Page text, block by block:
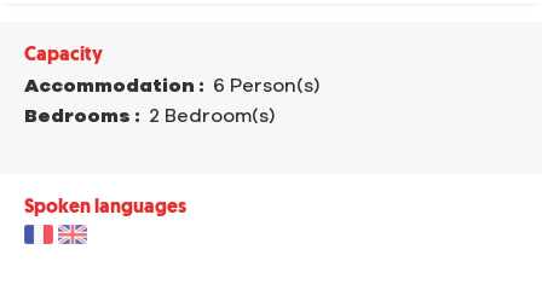
Capacity
Accommodation : 6 Person(s)
Bedrooms : 2 Bedroom(s)
Spoken languages